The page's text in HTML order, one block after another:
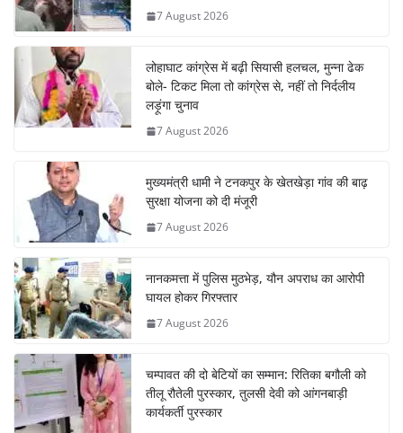
7 August 2026
लोहाघाट कांग्रेस में बढ़ी सियासी हलचल, मुन्ना ढेक
बोले- टिकट मिला तो कांग्रेस से, नहीं तो निर्दलीय
लड़ूंगा चुनाव
7 August 2026
मुख्यमंत्री धामी ने टनकपुर के खेतखेड़ा गांव की बाढ़
सुरक्षा योजना को दी मंजूरी
7 August 2026
नानकमत्ता में पुलिस मुठभेड़, यौन अपराध का आरोपी
घायल होकर गिरफ्तार
7 August 2026
चम्पावत की दो बेटियों का सम्मान: रितिका बगौली को
तीलू रौतेली पुरस्कार, तुलसी देवी को आंगनबाड़ी
कार्यकर्ती पुरस्कार